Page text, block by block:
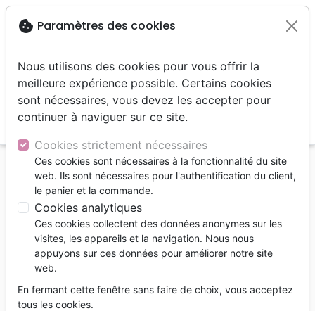
menu
Accueil Livres
Edification
Enlèvement imminent ! - Paré ?
Enlèvement imminent !
Paré ?
Daniel Prince
Référence SEMER2286 EAN 9782490722860
EditeurSemer édition
cookie Paramètres des cookies
Nous utilisons des cookies pour vous offrir la
meilleure expérience possible. Certains cookies
sont nécessaires, vous devez les accepter pour
continuer à naviguer sur ce site.
Cookies strictement nécessaires
Ces cookies sont nécessaires à la fonctionnalité du site
web. Ils sont nécessaires pour l'authentification du client,
le panier et la commande.
Cookies analytiques
Ces cookies collectent des données anonymes sur les
visites, les appareils et la navigation. Nous nous
appuyons sur ces données pour améliorer notre site
web.
En fermant cette fenêtre sans faire de choix, vous acceptez
tous les cookies.